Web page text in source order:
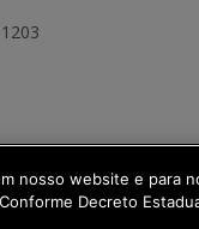
nosso website e para
Decreto